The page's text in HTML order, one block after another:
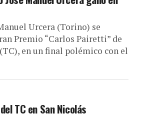
Urcera (Torino) se
Premio “Carlos Pairetti” de
en un final polémico con el
TC en San Nicolás